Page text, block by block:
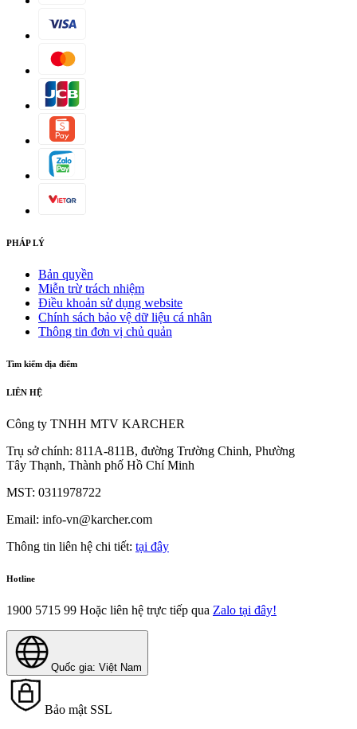
PHÁP LÝ
Bản quyền
Miễn trừ trách nhiệm
Điều khoản sử dụng website
Chính sách bảo vệ dữ liệu cá nhân
Thông tin đơn vị chủ quản
Tìm kiếm địa điểm
LIÊN HỆ
Công ty TNHH MTV KARCHER
Trụ sở chính: 811A-811B, đường Trường Chinh, Phường
Tây Thạnh, Thành phố Hồ Chí Minh
MST: 0311978722
Email: info-vn@karcher.com
Thông tin liên hệ chi tiết: tại đây
Hotline
1900 5715 99 Hoặc liên hệ trực tiếp qua Zalo tại đây!
Quốc gia: Việt Nam
Bảo mật SSL